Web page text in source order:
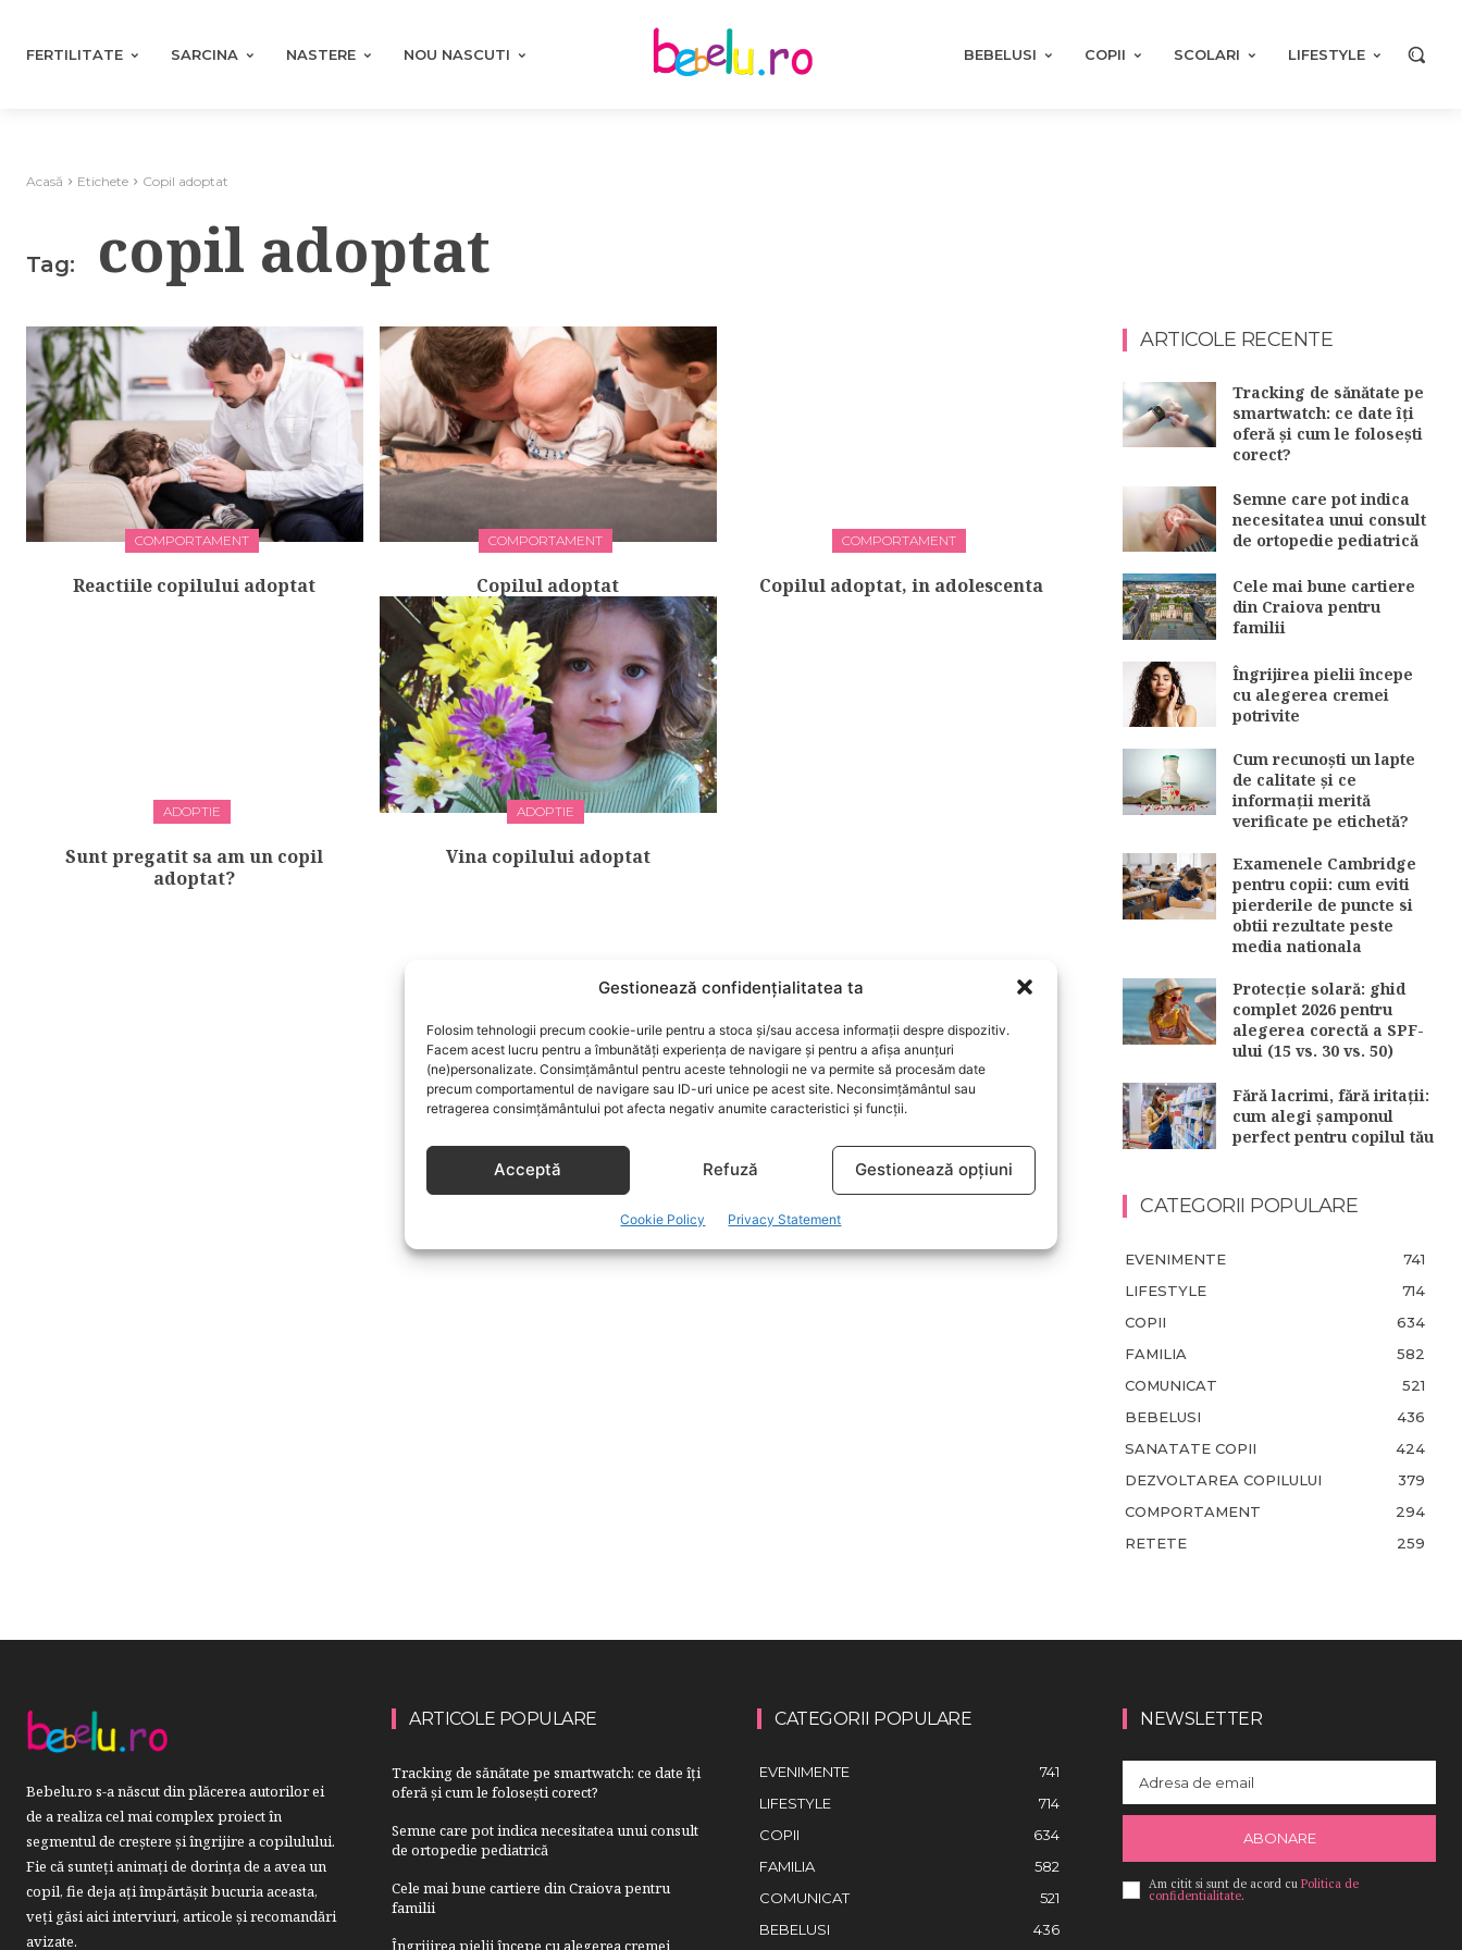
Gestionează confidențialitatea ta
Folosim tehnologii precum cookie-urile pentru a stoca și/sau accesa informații despre dispozitiv.
Facem acest lucru pentru a îmbunătăți experiența de navigare și pentru a afișa anunțuri
(ne)personalizate. Consimțământul pentru aceste tehnologii ne va permite să procesăm date
precum comportamentul de navigare sau ID-uri unice pe acest site. Neconsimțământul sau
retragerea consimțământului pot afecta negativ anumite caracteristici și funcții.
Acceptă Refuză Gestionează opțiuni
Cookie Policy Privacy Statement
FERTILITATE SARCINA NASTERE NOU NASCUTI BEBELUSI COPII SCOLARI LIFESTYLE
Acasă Etichete Copil adoptat
Tag: copil adoptat
COMPORTAMENT
Reactiile copilului adoptat
COMPORTAMENT
Copilul adoptat
COMPORTAMENT
Copilul adoptat, in adolescenta
ADOPTIE
Sunt pregatit sa am un copil
adoptat?
ADOPTIE
Vina copilului adoptat
ARTICOLE RECENTE
Tracking de sănătate pe
smartwatch: ce date îți
oferă și cum le folosești
corect?
Semne care pot indica
necesitatea unui consult
de ortopedie pediatrică
Cele mai bune cartiere
din Craiova pentru
familii
Îngrijirea pielii începe
cu alegerea cremei
potrivite
Cum recunoști un lapte
de calitate și ce
informații merită
verificate pe etichetă?
Examenele Cambridge
pentru copii: cum eviti
pierderile de puncte si
obtii rezultate peste
media nationala
Protecție solară: ghid
complet 2026 pentru
alegerea corectă a SPF-
ului (15 vs. 30 vs. 50)
Fără lacrimi, fără iritații:
cum alegi șamponul
perfect pentru copilul tău
CATEGORII POPULARE
EVENIMENTE
741
LIFESTYLE
714
COPII
634
FAMILIA
582
COMUNICAT
521
BEBELUSI
436
SANATATE COPII
424
DEZVOLTAREA COPILULUI
379
COMPORTAMENT
294
RETETE
259
Bebelu.ro s-a născut din plăcerea autorilor ei
de a realiza cel mai complex proiect în
segmentul de creştere şi îngrijire a copilulului.
Fie că sunteţi animaţi de dorinţa de a avea un
copil, fie deja aţi împărtăşit bucuria aceasta,
veți găsi aici interviuri, articole şi recomandări
avizate.
ARTICOLE POPULARE
Tracking de sănătate pe smartwatch: ce date îți
oferă și cum le folosești corect?
Semne care pot indica necesitatea unui consult
de ortopedie pediatrică
Cele mai bune cartiere din Craiova pentru
familii
Îngrijirea pielii începe cu alegerea cremei
CATEGORII POPULARE
EVENIMENTE
741
LIFESTYLE
714
COPII
634
FAMILIA
582
COMUNICAT
521
BEBELUSI
436
NEWSLETTER
ABONARE
Am citit si sunt de acord cu Politica de
confidentialitate.